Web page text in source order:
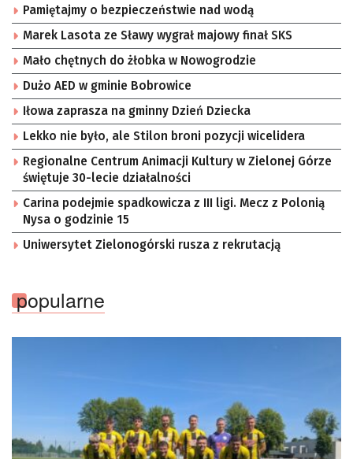
Pamiętajmy o bezpieczeństwie nad wodą
Marek Lasota ze Sławy wygrał majowy finał SKS
Mało chętnych do żłobka w Nowogrodzie
Dużo AED w gminie Bobrowice
Iłowa zaprasza na gminny Dzień Dziecka
Lekko nie było, ale Stilon broni pozycji wicelidera
Regionalne Centrum Animacji Kultury w Zielonej Górze
świętuje 30-lecie działalności
Carina podejmie spadkowicza z III ligi. Mecz z Polonią
Nysa o godzinie 15
Uniwersytet Zielonogórski rusza z rekrutacją
popularne